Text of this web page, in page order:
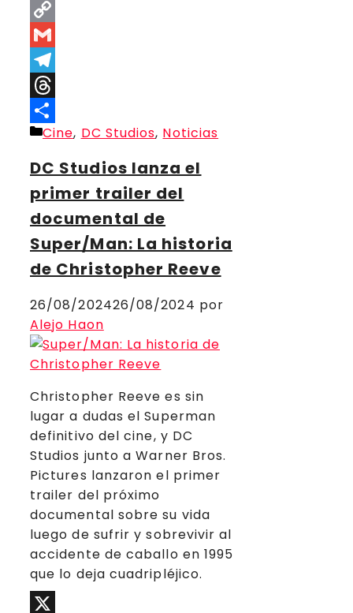
Facebook
Copy
Link
Gmail
Telegram
Threads
Compartir
Categorías
Cine, DC Studios, Noticias
DC Studios lanza el
primer trailer del
documental de
Super/Man: La historia
de Christopher Reeve
26/08/202426/08/2024 por
Alejo Haon
Christopher Reeve es sin
lugar a dudas el Superman
definitivo del cine, y DC
Studios junto a Warner Bros.
Pictures lanzaron el primer
trailer del próximo
documental sobre su vida
luego de sufrir y sobrevivir al
accidente de caballo en 1995
que lo deja cuadripléjico.